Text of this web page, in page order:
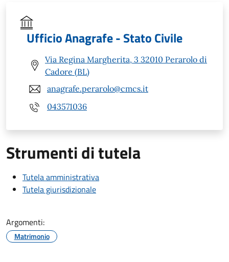
Ufficio Anagrafe - Stato Civile
Via Regina Margherita, 3 32010 Perarolo di
Cadore (BL)
anagrafe.perarolo@cmcs.it
043571036
Strumenti di tutela
Tutela amministrativa
Tutela giurisdizionale
Argomenti:
Matrimonio